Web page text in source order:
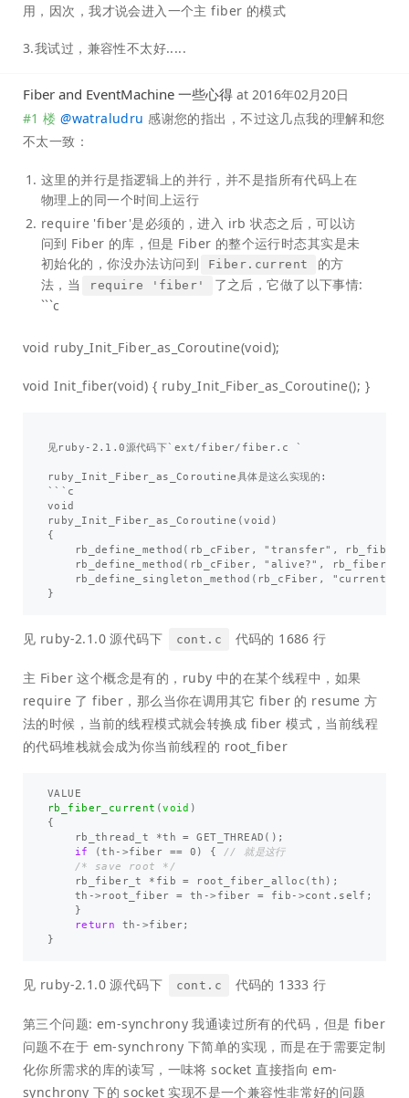
用，因次，我才说会进入一个主 fiber 的模式
3.我试过，兼容性不太好.....
Fiber and EventMachine 一些心得 at 2016年02月20日
#1 楼 @watraludru 感谢您的指出，不过这几点我的理解和您
不太一致：
这里的并行是指逻辑上的并行，并不是指所有代码上在
物理上的同一个时间上运行
require 'fiber'是必须的，进入 irb 状态之后，可以访
问到 Fiber 的库，但是 Fiber 的整个运行时态其实是未
初始化的，你没办法访问到
Fiber.current
的方
法，当
require 'fiber'
了之后，它做了以下事情:
```c
void ruby_Init_Fiber_as_Coroutine(void);
void Init_fiber(void) { ruby_Init_Fiber_as_Coroutine(); }
见ruby-2.1.0源代码下`ext/fiber/fiber.c `
ruby_Init_Fiber_as_Coroutine具体是这么实现的:
```c
void
ruby_Init_Fiber_as_Coroutine(void)
{
rb_define_method(rb_cFiber, "transfer",
rb_define_method(rb_cFiber, "alive?",
rb_define_singleton_method(rb_cFiber, "current",
见 ruby-2.1.0 源代码下 cont.c 代码的 1686 行
主 Fiber 这个概念是有的，ruby 中的在某个线程中，如果
require 了 fiber，那么当你在调用其它 fiber 的 resume 方
法的时候，当前的线程模式就会转换成 fiber 模式，当前线程
的代码堆栈就会成为你当前线程的 root_fiber
VALUE
rb_fiber_current (void )
{
rb_thread_t
*th = GET_THREAD ();
if
(th ->fiber == 0 ) {
// 就是这行
/* save root */
rb_fiber_t
* fib = root_fiber_alloc (th );
th -> root_fiber = th -> fiber = fib ->cont . self ;
}
return
th ->fiber;
}
见 ruby-2.1.0 源代码下 cont.c 代码的 1333 行
第三个问题: em-synchrony 我通读过所有的代码，但是 fiber
问题不在于 em-synchrony 下简单的实现，而是在于需要定制
化你所需求的库的读写，一味将 socket 直接指向 em-
synchrony 下的 socket 实现不是一个兼容性非常好的问题